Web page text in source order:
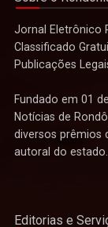
Jornal Eletrônico
Classificado
Publicações
Fundado em 01
Notícias de
diversos prêmios
autoral do estado.
Editorias e